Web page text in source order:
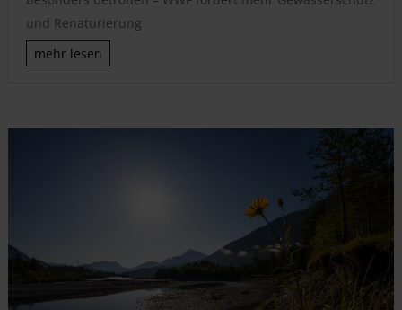
und Renaturierung
mehr lesen